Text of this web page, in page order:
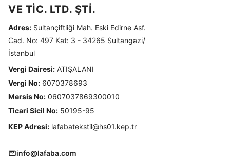
VE TİC. LTD. ŞTİ.
Adres: Sultançiftliği Mah. Eski Edirne Asf.
Cad. No: 497 Kat: 3 - 34265 Sultangazi/
İstanbul
Vergi Dairesi: ATIŞALANI
Vergi No: 6070378693
Mersis No: 0607037869300010
Ticari Sicil No: 50195-95
KEP Adresi: lafabatekstil@hs01.kep.tr
info@lafaba.com